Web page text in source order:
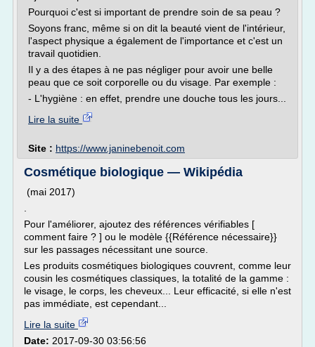
Pourquoi c'est si important de prendre soin de sa peau ?
Soyons franc, même si on dit la beauté vient de l'intérieur,
l'aspect physique a également de l'importance et c'est un
travail quotidien.
Il y a des étapes à ne pas négliger pour avoir une belle
peau que ce soit corporelle ou du visage. Par exemple :
- L'hygiène : en effet, prendre une douche tous les jours...
Lire la suite
Site : https://www.janinebenoit.com
Cosmétique biologique — Wikipédia
(mai 2017)
Pour l'améliorer, ajoutez des références vérifiables [
comment faire ? ] ou le modèle {{Référence nécessaire}}
sur les passages nécessitant une source.
Les produits cosmétiques biologiques couvrent, comme leur
cousin les cosmétiques classiques, la totalité de la gamme :
le visage, le corps, les cheveux... Leur efficacité, si elle n'est
pas immédiate, est cependant...
Lire la suite
Date: 2017-09-30 03:56:56